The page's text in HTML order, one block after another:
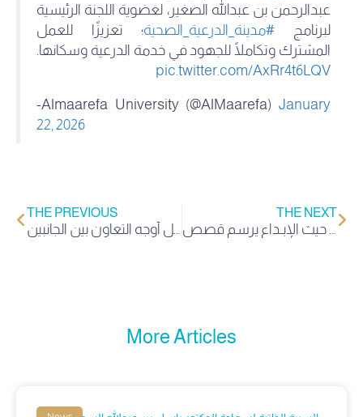
عبدالرحمن بن عبدالله الصغير، لعضوية اللجنة الرئيسية
لبرنامج #مدينة_الدرعية_الصحية؛ تعزيزًا للعمل
المشترك وتكاملًا للجهود في خدمة الدرعية وسكانها.
pic.twitter.com/AxRr4t6LQV
-Almaarefa University (@AlMaarefa) January
22, 2026
THE PREVIOUS
تعزيزاً للتكامل بين القطاعين الأكاديمي والرياضي.. التقى سمو الأمير خالد بن محمد آل سعود، رئيس مجلس إدارة شركة نادي الدرعية، سعادة عميد القبول والتسجيل وشؤون الطلبة بـ #جامعة_المعرفة ؛ وذلك لبحث سبل أوجه التعاون بين الجانبين. pic.
THE NEXT
يسعد نادي كبسولة الطلابي بمشاركته ضمن المعرض المصاحب للمؤتمر السنوي #أكثر_من_صيدلي12 في جامعة الأميرة نورة، حيث الإبـداع يرسم قصص…
More Articles